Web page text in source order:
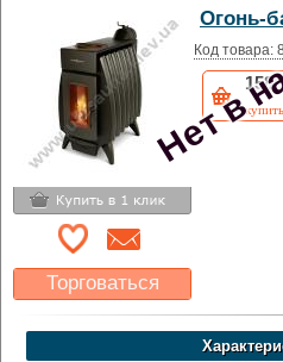
Выход дымохода: Вверх, Назад
Топливо: Дрова
Шибер (Кагла): ЕстьНет в
Торговаться
Какая цена Вас
устроит?
Огонь-
Код товара:
купить